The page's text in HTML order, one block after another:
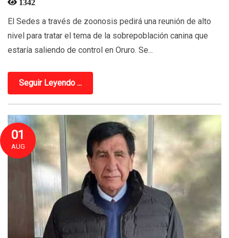
1342
El Sedes a través de zoonosis pedirá una reunión de alto
nivel para tratar el tema de la sobrepoblación canina que
estaría saliendo de control en Oruro. Se...
Seguir Leyendo ...
01
AUG